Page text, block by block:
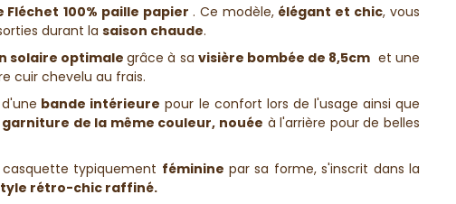
Fléchet 100% paille papier . Ce modèle, élégant et chic, vous
durant la saison chaude.
solaire optimalegrâce à sa visière bombée de 8,5cm et une
cuir chevelu au frais.
bande intérieure pour le confort lors de l'usage ainsi que
de la même couleur, nouée à l'arrière pour de belles
typiquement féminine par sa forme, s'inscrit dans la
rétro-chic raffiné.